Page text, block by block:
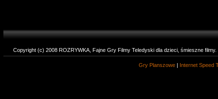
Copyright (c) 2008 ROZRYWKA, Fajne Gry Filmy Teledyski dla dzieci, śmieszne
Gry Planszowe | Internet Speed